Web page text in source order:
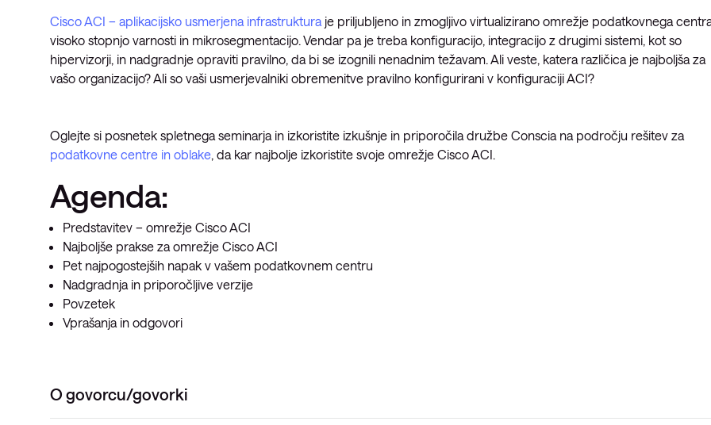
Cisco ACI – aplikacijsko usmerjena infrastruktura je priljubljeno in zmogljivo virtualizirano omrežje podatkovnega
visoko stopnjo varnosti in mikrosegmentacijo. Vendar pa je treba konfiguracijo, integracijo z drugimi sistemi, kot so
hipervizorji, in nadgradnje opraviti pravilno, da bi se izognili nenadnim težavam. Ali veste, katera različica je najboljša za
vašo organizacijo? Ali so vaši usmerjevalniki obremenitve pravilno konfigurirani v konfiguraciji ACI?
Oglejte si posnetek spletnega seminarja in izkoristite izkušnje in priporočila družbe Conscia na področju rešitev za
podatkovne centre in oblake, da kar najbolje izkoristite svoje omrežje Cisco ACI.
Agenda:
Predstavitev – omrežje Cisco ACI
Najboljše prakse za omrežje Cisco ACI
Pet najpogostejših napak v vašem podatkovnem centru
Nadgradnja in priporočljive verzije
Povzetek
Vprašanja in odgovori
O govorcu/govorki